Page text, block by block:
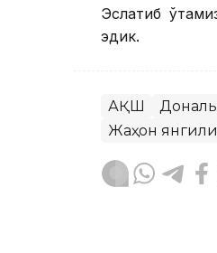
Эслатиб
эдик.
АҚШ
Жаҳон